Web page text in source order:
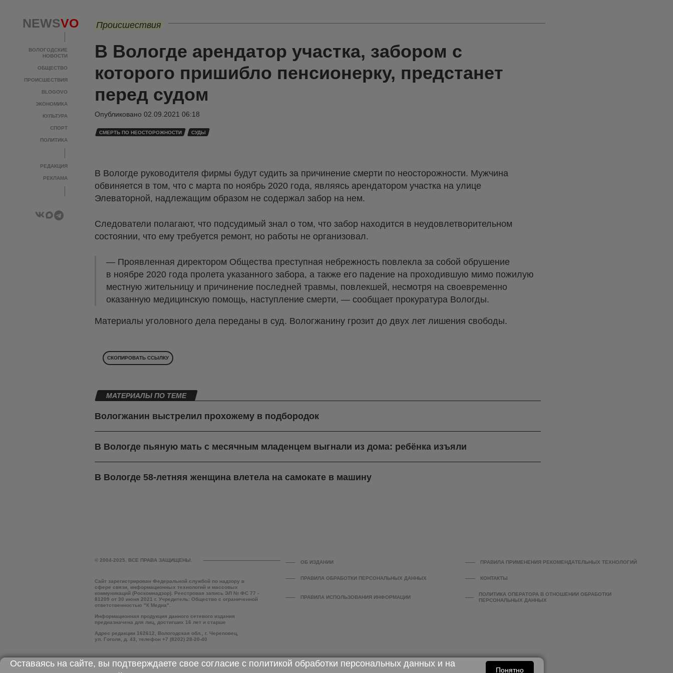
NEWSVO
ВОЛОГОДСКИЕ
НОВОСТИ
ОБЩЕСТВО
ПРОИСШЕСТВИЯ
BLOGOVO
ЭКОНОМИКА
КУЛЬТУРА
СПОРТ
ПОЛИТИКА
РЕДАКЦИЯ
РЕКЛАМА
Происшествия
В Вологде арендатор участка, забором с
которого пришибло пенсионерку, предстанет
перед судом
Опубликовано 02.09.2021 06:18
СМЕРТЬ ПО НЕОСТОРОЖНОСТИ СУДЫ
В Вологде руководителя фирмы будут судить за причинение смерти по неосторожности. Мужчина
обвиняется в том, что с марта по ноябрь 2020 года, являясь арендатором участка на улице
Элеваторной, надлежащим образом не содержал забор на нем.
Следователи полагают, что подсудимый знал о том, что забор находится в неудовлетворительном
состоянии, что ему требуется ремонт, но работы не организовал.
— Проявленная директором Общества преступная небрежность повлекла за собой обрушение
в ноябре 2020 года пролета указанного забора, а также его падение на проходившую мимо пожилую
местную жительницу и причинение последней травмы, повлекшей, несмотря на своевременно
оказанную медицинскую помощь, наступление смерти, — сообщает прокуратура Вологды.
Материалы уголовного дела переданы в суд. Вологжанину грозит до двух лет лишения свободы.
СКОПИРОВАТЬ ССЫЛКУ
МАТЕРИАЛЫ ПО ТЕМЕ
Вологжанин выстрелил прохожему в подбородок
В Вологде пьяную мать с месячным младенцем выгнали из дома: ребёнка изъяли
В Вологде 58-летняя женщина влетела на самокате в машину
© 2004-2025. ВСЕ ПРАВА ЗАЩИЩЕНЫ.
Сайт зарегистрирован Федеральной службой по надзору в
сфере связи, информационных технологий и массовых
коммуникаций (Роскомнадзор). Реестровая запись ЭЛ № ФС 77 -
81209 от 30 июня 2021 г. Учредитель: Общество с ограниченной
ответственностью "К Медиа".
Информационная продукция данного сетевого издания
предназначена для лиц, достигших 16 лет и старше
Адрес редакции 162612, Вологодская обл., г. Череповец,
ул. Гоголя, д. 43, телефон +7 (8202) 28-20-40
ОБ ИЗДАНИИ ПРАВИЛА ПРИМЕНЕНИЯ РЕКОМЕНДАТЕЛЬНЫХ ТЕХНОЛОГИЙ
ПРАВИЛА ОБРАБОТКИ ПЕРСОНАЛЬНЫХ ДАННЫХ КОНТАКТЫ
ПРАВИЛА ИСПОЛЬЗОВАНИЯ ИНФОРМАЦИИ
ПОЛИТИКА ОПЕРАТОРА В ОТНОШЕНИИ ОБРАБОТКИ
ПЕРСОНАЛЬНЫХ ДАННЫХ
Оставаясь на сайте, вы подтверждаете свое согласие с политикой обработки персональных данных и на
Понятно